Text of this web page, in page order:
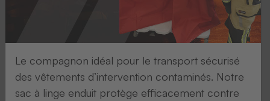
de
linge
Le compagnon idéal pour le transport sécurisé
des vêtements d’intervention contaminés. Notre
sac à linge enduit protège efficacement contre